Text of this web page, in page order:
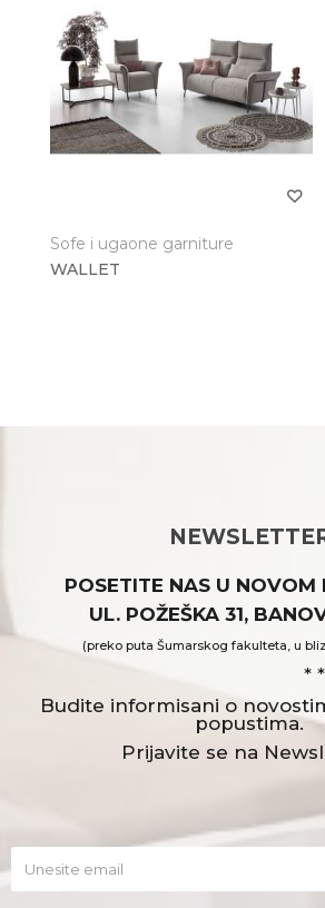
Sofe i ugaone garniture
WALLET
POSETITE NAS U NOVOM
UL. POŽEŠKA 31,
(preko puta Šumarskog fakulteta, u
* *
Budite informisani o
popustima.
Prijavite se na